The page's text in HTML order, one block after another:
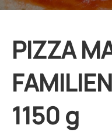
PIZZA
1150 g